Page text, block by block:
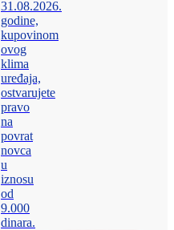
31.08.2026.
godine,
kupovinom
ovog
klima
uređaja,
ostvarujete
pravo
na
povrat
novca
u
iznosu
od
9.000
dinara.